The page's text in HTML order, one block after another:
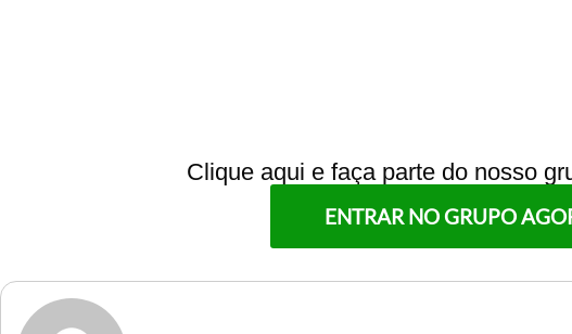
Clique aqui e faça parte do nosso
ENTRAR NO GRUPO